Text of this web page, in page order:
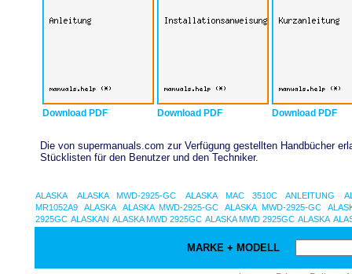
Download PDF Download PDF Download PDF
Die von supermanuals.com zur Verfügung gestellten Handbücher
Stücklisten für den Benutzer und den Techniker.
ALASKA ALASKA MWD-2925-GC ALASKA MAC 3510C ANLEITUNG
MR1052A9
ALASKA ALASKA MWD-2925-GC ALASKA MWD-2925-GC
2925GC ALASKAN ALASKA MWD 2925GC ALASKA MWD 2925GC ALASKA
MARKE + MODELL